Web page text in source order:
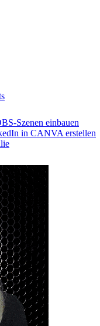
Szenen einbauen
in CANVA erstellen